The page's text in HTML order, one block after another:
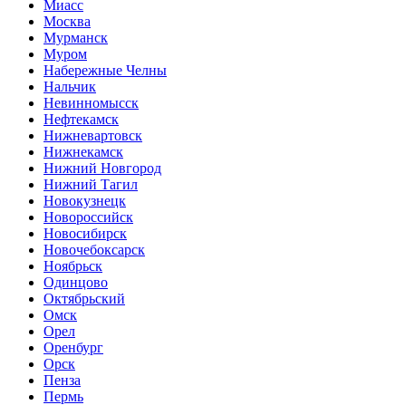
Миасс
Москва
Мурманск
Муром
Набережные Челны
Нальчик
Невинномысск
Нефтекамск
Нижневартовск
Нижнекамск
Нижний Новгород
Нижний Тагил
Новокузнецк
Новороссийск
Новосибирск
Новочебоксарск
Ноябрьск
Одинцово
Октябрьский
Омск
Орел
Оренбург
Орск
Пенза
Пермь